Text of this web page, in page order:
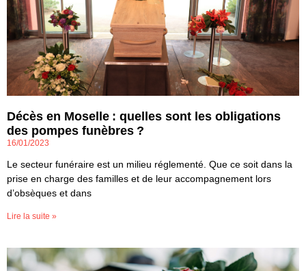
Décès en Moselle : quelles sont les obligations
des pompes funèbres ?
16/01/2023
Le secteur funéraire est un milieu réglementé. Que ce soit dans la
prise en charge des familles et de leur accompagnement lors
d’obsèques et dans
Lire la suite »